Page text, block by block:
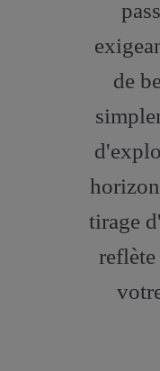
de
tirage